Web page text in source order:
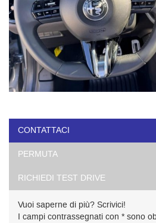
CONTATTACI
PERMUTA
RICHIEDI TEST DRIVE
Vuoi saperne di più? Scrivici!
I campi contrassegnati con * sono